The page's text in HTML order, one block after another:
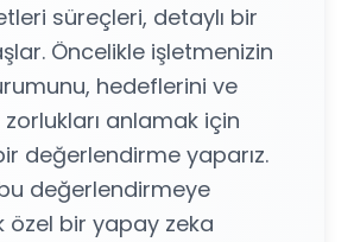
süreçleri, detaylı bir
Öncelikle işletmenizin
hedeflerini ve
zorlukları anlamak için
değerlendirme yaparız.
değerlendirmeye
özel bir yapay zeka